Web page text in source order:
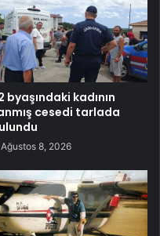
byaşındaki kadının
cesedi tarlada
Ağustos 8, 2026